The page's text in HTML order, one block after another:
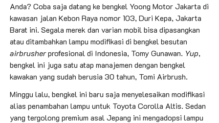
Anda? Coba saja datang ke bengkel Yoong Motor Jakarta di
kawasan jalan Kebon Raya nomor 103, Duri Kepa, Jakarta
Barat ini. Segala merek dan varian mobil bisa dipasangkan
atau ditambahkan lampu modifikasi di bengkel besutan
airbrusherprofesional di Indonesia, Tomy Gunawan. Yup,
bengkel ini juga satu atap manajemen dengan bengkel
kawakan yang sudah berusia 30 tahun, Tomi Airbrush.
Minggu lalu, bengkel ini baru saja menyelesaikan modifikasi
alias penambahan lampu untuk Toyota Corolla Altis. Sedan
yang tergolong premium asal Jepang ini mengadopsi lampu